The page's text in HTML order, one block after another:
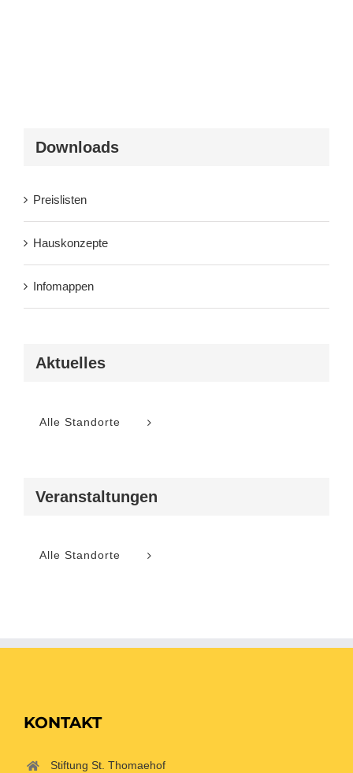
Downloads
Preislisten
Hauskonzepte
Infomappen
Aktuelles
Alle Standorte
Veranstaltungen
Alle Standorte
KONTAKT
Stiftung St. Thomaehof